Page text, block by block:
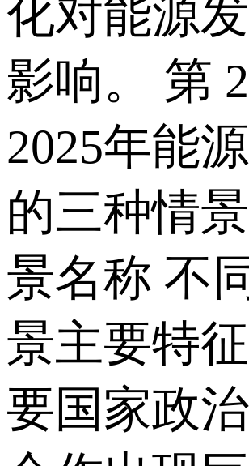
化对能源
影响。 第
2025年能
的三种情
景名称 不
景主要特
要国家政